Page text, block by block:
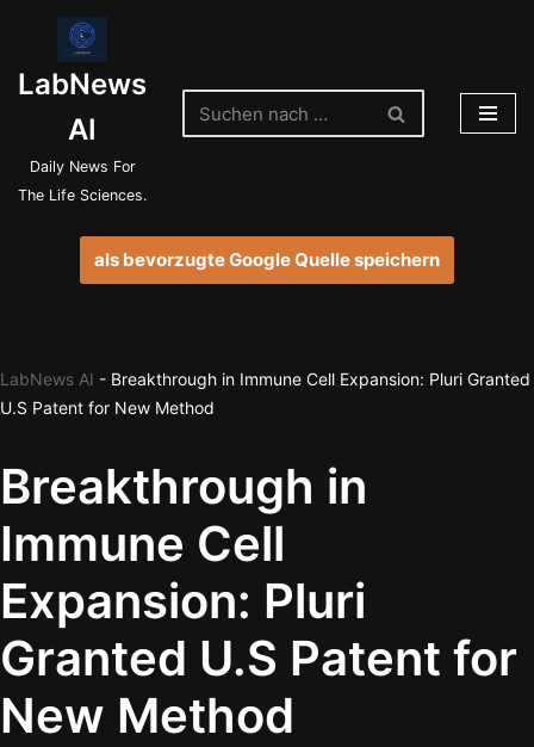
Inhalt
springen
LabNews
AI
Daily News For
The Life Sciences.
als bevorzugte Google Quelle speichern
LabNews AI - Breakthrough in Immune Cell Expansion: Pluri Granted
U.S Patent for New Method
Breakthrough in
Immune Cell
Expansion: Pluri
Granted U.S Patent for
New Method